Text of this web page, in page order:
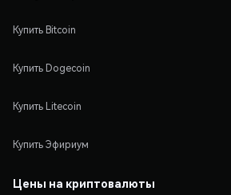
Купить Bitcoin
Купить Dogecoin
Купить Litecoin
Купить Эфириум
Цены на криптовалюты